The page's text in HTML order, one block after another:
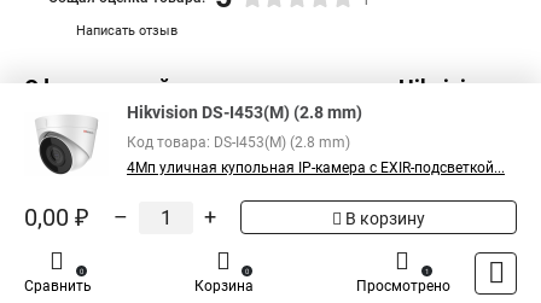
Написать отзыв
Официальный поставщик компании Hikvision
России
Hikvision DS-I453(M) (2.8 mm)
Код товара: DS-I453(M) (2.8 mm)
4Мп уличная купольная IP-камера с EXIR-подсветкой...
0,00 ₽ – + В корзину
Сравнить
0
Корзина
0
Просмотрено
1